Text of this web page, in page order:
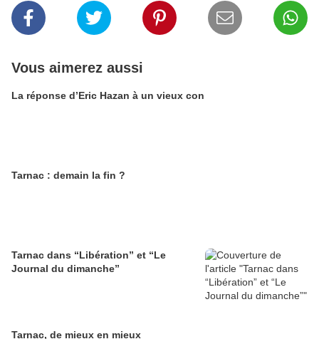
Vous aimerez aussi
La réponse d’Eric Hazan à un vieux con
Tarnac : demain la fin ?
Tarnac dans “Libération” et “Le
Journal du dimanche”
Tarnac, de mieux en mieux